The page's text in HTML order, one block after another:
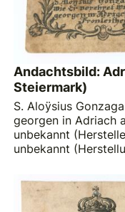
Andachtsbild:
Steiermark)
S. Aloÿsius
georgen in Adriach
unbekannt
unbekannt